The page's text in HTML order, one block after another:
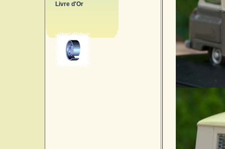
Livre d'Or